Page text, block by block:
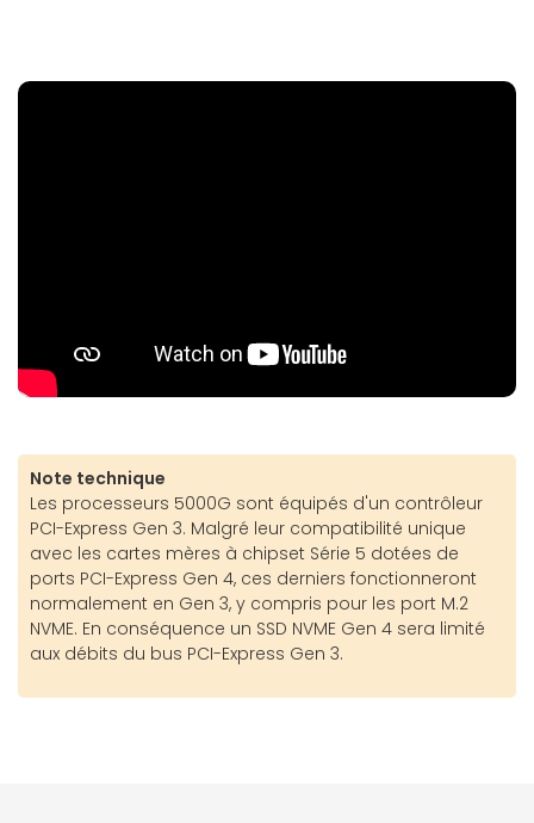
Note technique
Les processeurs 5000G sont équipés d'un contrôleur
PCI-Express Gen 3. Malgré leur compatibilité unique
avec les cartes mères à chipset Série 5 dotées de
ports PCI-Express Gen 4, ces derniers fonctionneront
normalement en Gen 3, y compris pour les port M.2
NVME. En conséquence un SSD NVME Gen 4 sera limité
aux débits du bus PCI-Express Gen 3.